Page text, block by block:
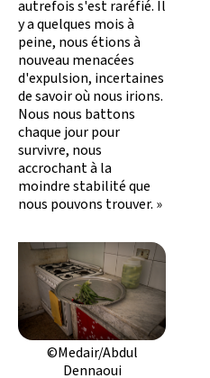
autrefois s'est raréfié. Il
y a quelques mois à
peine, nous étions à
nouveau menacées
d'expulsion, incertaines
de savoir où nous irions.
Nous nous battons
chaque jour pour
survivre, nous
accrochant à la
moindre stabilité que
nous pouvons trouver. »
©Medair/Abdul
Dennaoui